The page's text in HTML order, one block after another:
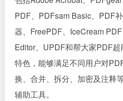
PDF、PDFsam Basic、PDF
器、FreePDF、IceCream
Editor、UPDF和帮大家PDF
特色，能够满足不同用户对
换、合并、拆分、加密及注释
辅助工具。